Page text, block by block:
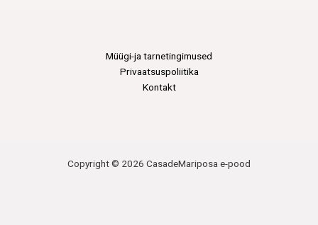
Müügi-ja tarnetingimused
Privaatsuspoliitika
Kontakt
Copyright © 2026 CasadeMariposa e-pood